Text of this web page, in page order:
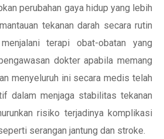
perubahan gaya hidup yang lebih
tekanan darah secara rutin
terapi obat-obatan yang
dokter apabila memang
menyeluruh ini secara medis telah
dalam menjaga stabilitas tekanan
risiko terjadinya komplikasi
serangan jantung dan stroke.